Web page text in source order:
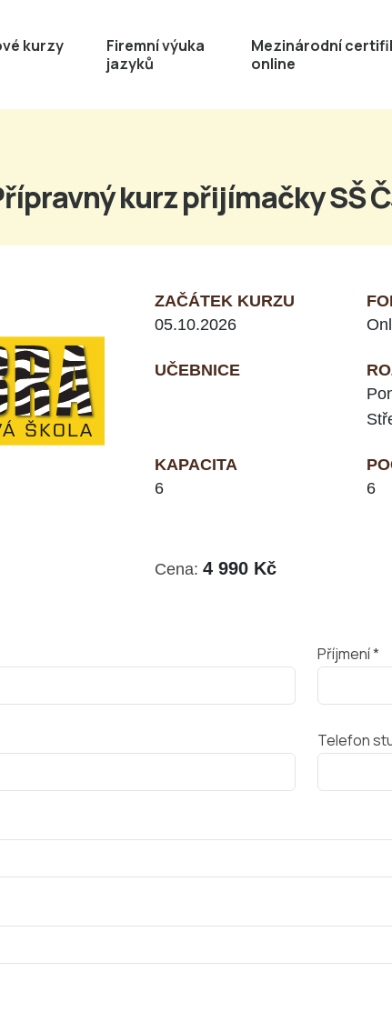
kurzy
Firemní výuka
jazyků
Mezinárodní
online
kurz přijímačky SŠ
ZAČÁTEK KURZU
05.10.2026
UČEBNICE
KAPACITA
6
6
Cena: 4 990 Kč
Příjmení *
Telefon